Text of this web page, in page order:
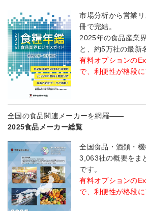
市場分析から営業
冊で完結。
2025年の食品産業
と、約5万社の最新
有料オプションの
で、利便性が格段に
全国の食品関連メーカーを網羅――
2025食品メーカー総覧
全国食品・酒類・
3,063社の概要をま
です。
有料オプションの
で、利便性が格段に